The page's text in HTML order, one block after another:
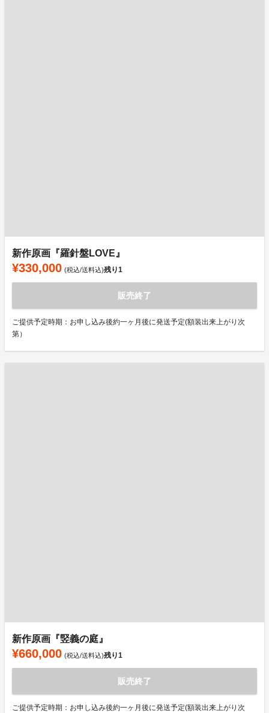
新作原画『羅針盤LOVE』
¥330,000 (税込/送料込)残り1
販売終了
ご提供予定時期：お申し込み後約一ヶ月後に発送予定(額装出来上がり次
第）
新作原画『竪義の庭』
¥660,000 (税込/送料込)残り1
販売終了
ご提供予定時期：お申し込み後約一ヶ月後に発送予定(額装出来上がり次